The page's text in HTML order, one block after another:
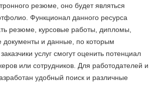
резюме, оно будет являться
Функционал данного ресурса
резюме, курсовые работы, дипломы,
документы и данные, по которым
услуг смогут оценить потенциал
или сотрудников. Для работодателей и
удобный поиск и различные